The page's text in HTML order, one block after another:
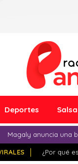
Deportes Salsa
Magaly anuncia una
¿Por qué